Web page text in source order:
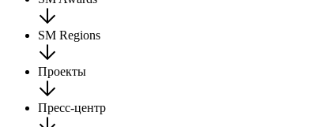
SM Regions
Проекты
Пресс-центр